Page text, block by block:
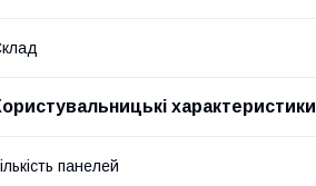
характеристики
панелей